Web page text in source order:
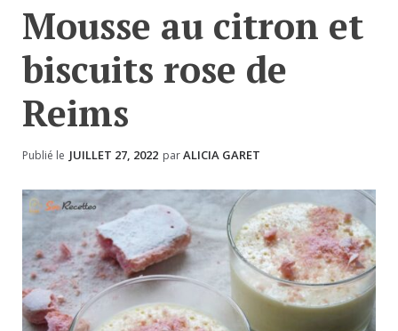
Mousse au citron et
biscuits rose de
Reims
Publié le JUILLET 27, 2022 parALICIA GARET